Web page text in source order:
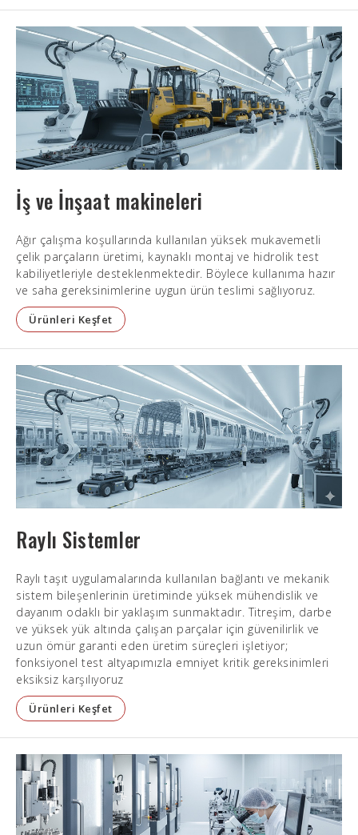
İş ve İnşaat makineleri
Ağır çalışma koşullarında kullanılan yüksek mukavemetli
çelik parçaların üretimi, kaynaklı montaj ve hidrolik test
kabiliyetleriyle desteklenmektedir. Böylece kullanıma hazır
ve saha gereksinimlerine uygun ürün teslimi sağlıyoruz.
Ürünleri Keşfet
Raylı Sistemler
Raylı taşıt uygulamalarında kullanılan bağlantı ve mekanik
sistem bileşenlerinin üretiminde yüksek mühendislik ve
dayanım odaklı bir yaklaşım sunmaktadır. Titreşim, darbe
ve yüksek yük altında çalışan parçalar için güvenilirlik ve
uzun ömür garanti eden üretim süreçleri işletiyor;
fonksiyonel test altyapımızla emniyet kritik gereksinimleri
eksiksiz karşılıyoruz
Ürünleri Keşfet